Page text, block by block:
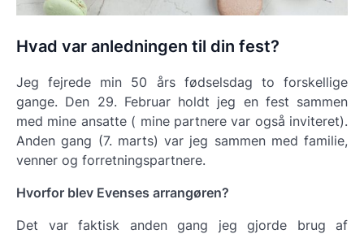
Hvad var anledningen til din fest?
Jeg fejrede min 50 års fødselsdag to forskellige
gange. Den 29. Februar holdt jeg en fest sammen
med mine ansatte ( mine partnere var også inviteret).
Anden gang (7. marts) var jeg sammen med familie,
venner og forretningspartnere.
Hvorfor blev Evenses arrangøren?
Det var faktisk anden gang jeg gjorde brug af